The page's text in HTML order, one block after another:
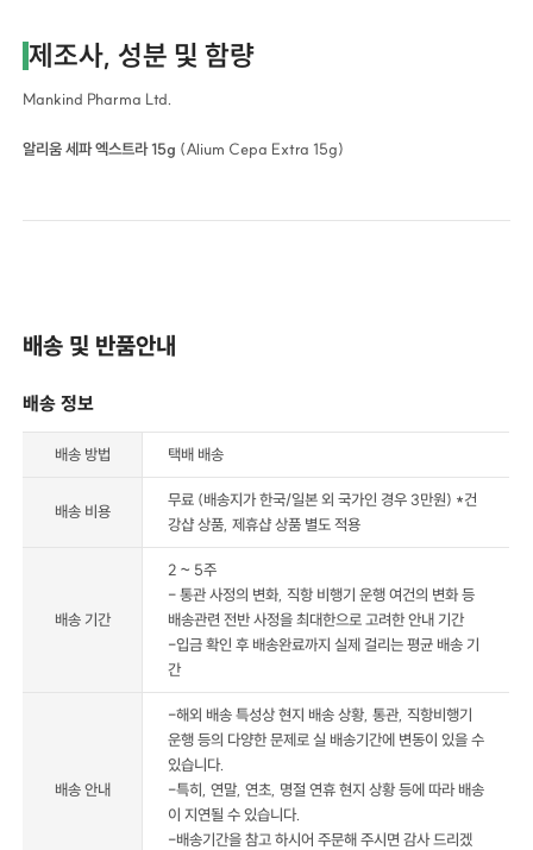
제조사, 성분 및 함량
Mankind Pharma Ltd.
알리움 세파 엑스트라 15g (Alium Cepa Extra 15g)
배송 및 반품안내
배송 정보
배송 방법 택배 배송
배송 비용
무료 (배송지가 한국/일본 외 국가인 경우 3만원) *건
강샵 상품, 제휴샵 상품 별도 적용
배송 기간
2 ~ 5주
- 통관 사정의 변화, 직항 비행기 운행 여건의 변화 등
배송관련 전반 사정을 최대한으로 고려한 안내 기간
-입금 확인 후 배송완료까지 실제 걸리는 평균 배송 기
간
배송 안내
-해외 배송 특성상 현지 배송 상황, 통관, 직항비행기
운행 등의 다양한 문제로 실 배송기간에 변동이 있을 수
있습니다.
-특히, 연말, 연초, 명절 연휴 현지 상황 등에 따라 배송
이 지연될 수 있습니다.
-배송기간을 참고 하시어 주문해 주시면 감사 드리겠